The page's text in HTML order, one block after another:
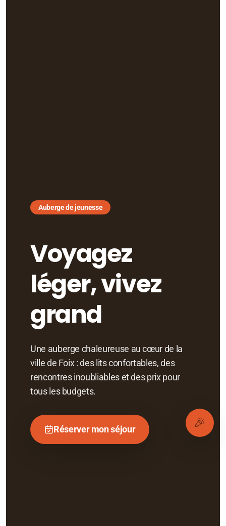
Auberge de jeunesse
Voyagez
léger, vivez
grand
Une auberge chaleureuse au cœur de la
ville de Foix : des lits confortables, des
rencontres inoubliables et des prix pour
tous les budgets.
Réserver mon séjour 🎉